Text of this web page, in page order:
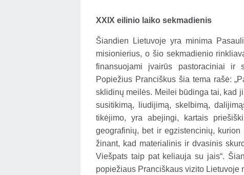
XXIX eilinio laiko sekmadienis
Šiandien Lietuvoje yra minima
misionierius, o šio sekmadienio
finansuojami įvairūs pastoraciniai ir
Popiežius Pranciškus šia tema rašė:
sklidinų meilės. Meilei būdinga tai, kad
susitikimą, liudijimą, skelbimą,
tikėjimo, yra abejingi, kartais
geografinių, bet ir egzistencinių,
žinant, kad materialinis ir dvasinis
Viešpats taip pat keliauja su jais“.
popiežiaus Pranciškaus vizito Lietuvoje